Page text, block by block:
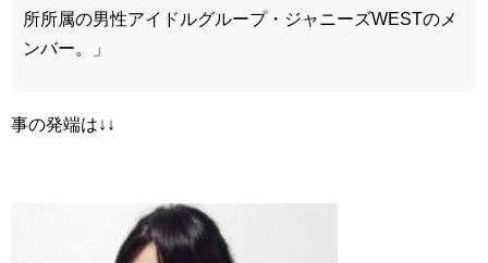
所所属の男性アイドルグループ・ジャニーズWESTのメ
ンバー。」
事の発端は↓↓